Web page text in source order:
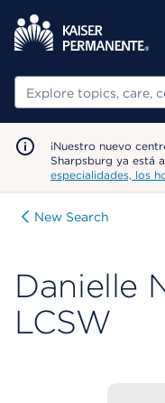
Buscar
¡Nuestro nuevo
Sharpsburg ya está
especialidades, los
New Search
Danielle
LCSW